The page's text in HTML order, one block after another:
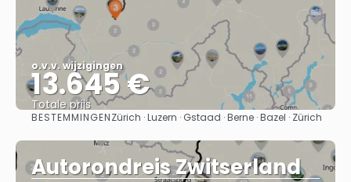
o.v.v. wijzigingen
13.645 €
Totale prijs
Bekijk
BESTEMMINGENZürich · Luzern · Gstaad · Berne · Bazel · Zürich
Autorondreis Zwitserland